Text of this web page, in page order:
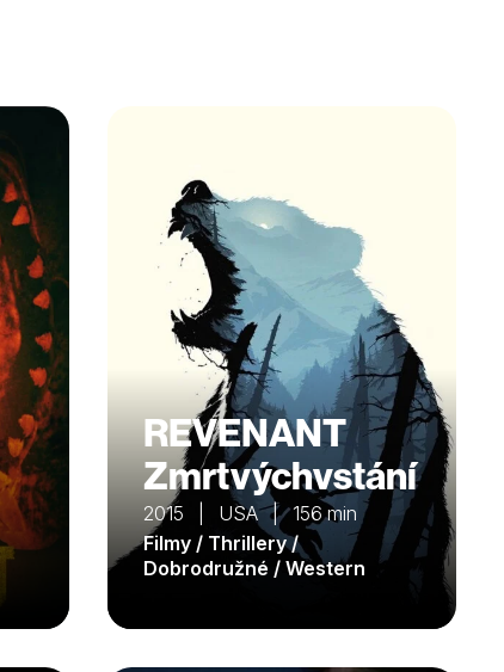
REVENANT
Zmrtvýchvstání
2015 | USA | 156 min
Filmy / Thrillery /
Dobrodružné / Western